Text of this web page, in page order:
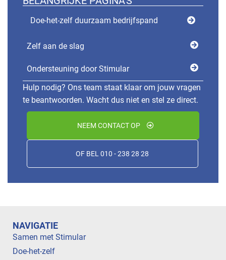
Doe-het-zelf duurzaam bedrijfspand
Zelf aan de slag
Ondersteuning door Stimular
Hulp nodig? Ons team staat klaar om jouw vragen
te beantwoorden. Wacht dus niet en stel ze direct.
NEEM CONTACT OP
OF BEL 010 - 238 28 28
NAVIGATIE
Samen met Stimular
Doe-het-zelf